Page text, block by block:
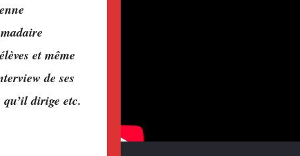
et même
de ses
dirige etc.